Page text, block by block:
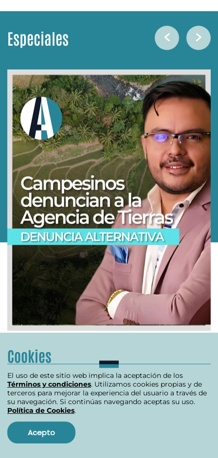
Especiales
Se destapa crisis en la ANT
julio 10, 2024
Item
Cookies
El uso de este sitio web implica la aceptación de los
Términos y condiciones. Utilizamos cookies propias y de
terceros para mejorar la experiencia del usuario a través de
su navegación. Si continúas navegando aceptas su uso.
Política de Cookies.
Acepto